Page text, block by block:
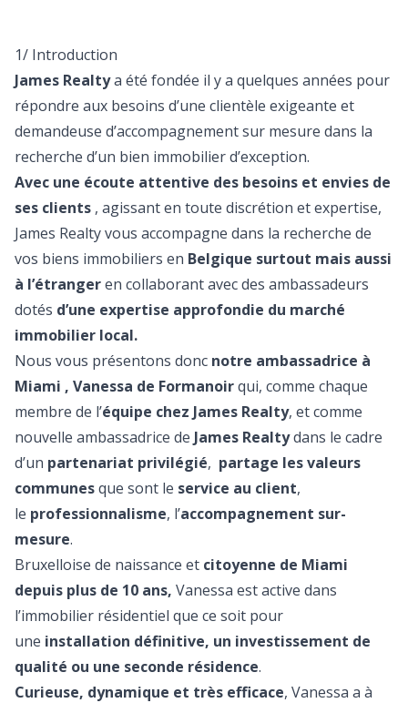
1/ Introduction
James Realtya été fondée il y a quelques années pour
répondre aux besoins d’une clientèle exigeante et
demandeuse d’accompagnement sur mesure dans la
recherche d’un bien immobilier d’exception.
Avec une écoute attentive des besoins et envies de
ses clients , agissant en toute discrétion et expertise,
James Realty vous accompagne dans la recherche de
vos biens immobiliers en Belgique surtout mais aussi
à l’étrangeren collaborant avec des ambassadeurs
dotés d’une expertise approfondie du marché
immobilier local.
Nous vous présentons donc notre ambassadrice à
Miami , Vanessa de Formanoirqui, comme chaque
membre de l’équipe chez James Realty, et comme
nouvelle ambassadrice de James Realtydans le cadre
d’un partenariat privilégié, partage les valeurs
communesque sont le service au client,
le professionnalisme, l’accompagnement sur-
mesure.
Bruxelloise de naissance et citoyenne de Miami
depuis plus de 10 ans, Vanessa est active dans
l’immobilier résidentiel que ce soit pour
une installation définitive, un investissement de
qualité ou une seconde résidence.
Curieuse, dynamique et très efficace, Vanessa a à